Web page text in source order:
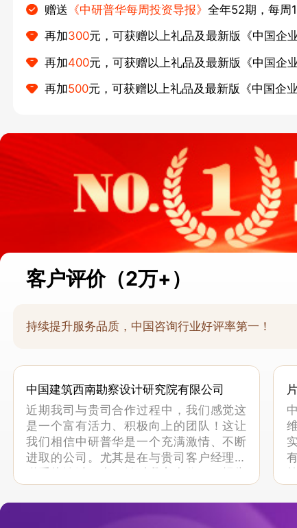
赠送 《中研普华每周投资导报》 全年52期，每周
再加300元，可获赠以上礼品及最新版《中国企
再加400元，可获赠以上礼品及最新版《中国企
再加500元，可获赠以上礼品及最新版《中国企
客户评价（2万+）
持续提升服务品质，中国咨询行业好评率第一！
中国建筑西南勘察设计研究院有限公司
近期我司与贵司合作过程中，我们感觉这
是一个富有活力、积极向上的团队！这让
我们相信中研普华是一个充满激情、不断
进取的公司。尤其是在与贵司客户经理的
的种种细节，及时细致缜密地协助与项目
部沟通、探讨和完善...